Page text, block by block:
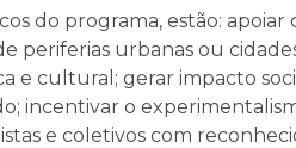
do programa, estão:
periferias urbanas ou
e cultural; gerar impacto
incentivar o
e coletivos com